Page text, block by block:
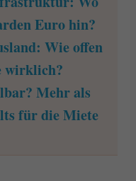
Euro hin?
Wie offen
wirklich?
Mehr als
für die Miete